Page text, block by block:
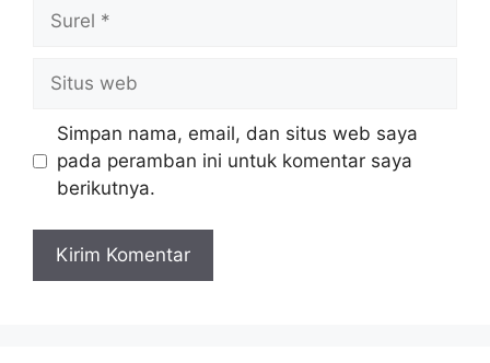
Simpan nama, email, dan situs web saya
pada peramban ini untuk komentar saya
berikutnya.